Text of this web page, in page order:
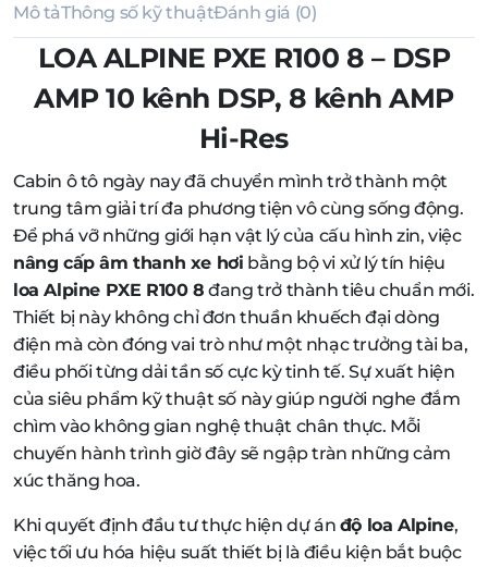
Mô tảThông số kỹ thuậtĐánh giá (0)
LOA ALPINE PXE R100 8 – DSP
AMP 10 kênh DSP, 8 kênh AMP
Hi-Res
Cabin ô tô ngày nay đã chuyển mình trở thành một
trung tâm giải trí đa phương tiện vô cùng sống động.
Để phá vỡ những giới hạn vật lý của cấu hình zin, việc
nâng cấp âm thanh xe hơi bằng bộ vi xử lý tín hiệu
loa Alpine PXE R100 8 đang trở thành tiêu chuẩn mới.
Thiết bị này không chỉ đơn thuần khuếch đại dòng
điện mà còn đóng vai trò như một nhạc trưởng tài ba,
điều phối từng dải tần số cực kỳ tinh tế. Sự xuất hiện
của siêu phẩm kỹ thuật số này giúp người nghe đắm
chìm vào không gian nghệ thuật chân thực. Mỗi
chuyến hành trình giờ đây sẽ ngập tràn những cảm
xúc thăng hoa.
Khi quyết định đầu tư thực hiện dự án độ loa Alpine,
việc tối ưu hóa hiệu suất thiết bị là điều kiện bắt buộc